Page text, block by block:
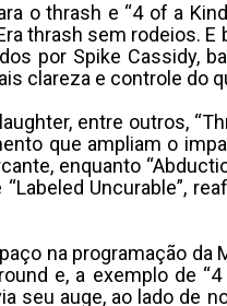
o thrash e “4 of a
thrash sem rodeios. E
por Spike Cassidy,
clareza e controle do
entre outros,
que ampliam o
enquanto
Uncurable”,
na programação da
e, a exemplo de
seu auge, ao lado de